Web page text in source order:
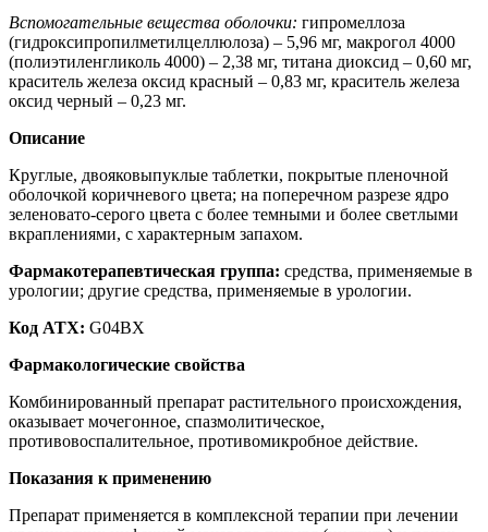
Вспомогательные вещества оболочки: гипромеллоза
(гидроксипропилметилцеллюлоза) – 5,96 мг, макрогол 4000
(полиэтиленгликоль 4000) – 2,38 мг, титана диоксид – 0,60 мг,
краситель железа оксид красный – 0,83 мг, краситель железа
оксид черный – 0,23 мг.
Описание
Круглые, двояковыпуклые таблетки, покрытые пленочной
оболочкой коричневого цвета; на поперечном разрезе ядро
зеленовато-серого цвета с более темными и более светлыми
вкраплениями, с характерным запахом.
Фармакотерапевтическая группа: средства, применяемые в
урологии; другие средства, применяемые в урологии.
Код АТХ: G04BX
Фармакологические свойства
Комбинированный препарат растительного происхождения,
оказывает мочегонное, спазмолитическое,
противовоспалительное, противомикробное действие.
Показания к применению
Препарат применяется в комплексной терапии при лечении